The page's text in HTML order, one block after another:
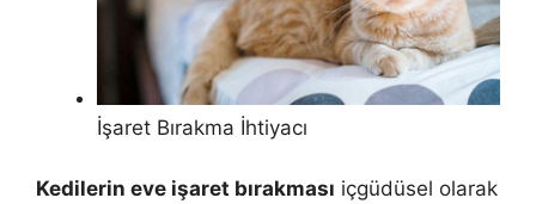
İşaret Bırakma İhtiyacı
Kedilerin eve işaret bırakması içgüdüsel olarak